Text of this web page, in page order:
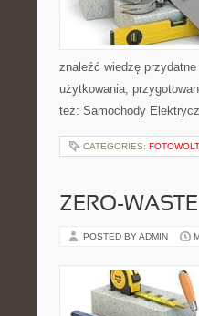
znaleźć wiedzę
użytkowania,
też: Samochody
CATEGORIES:
ZERO-
POSTED BY ADMIN